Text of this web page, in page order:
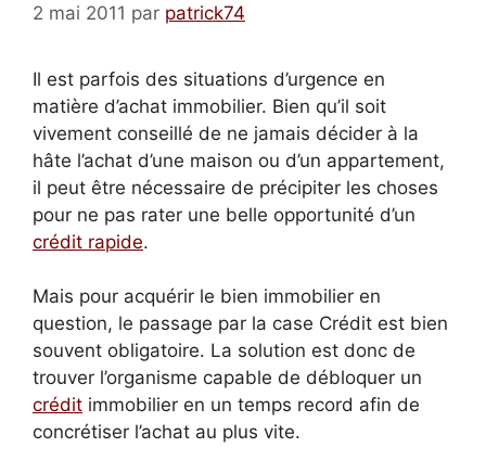
2 mai 2011 par patrick74
Il est parfois des situations d’urgence en
matière d’achat immobilier. Bien qu’il soit
vivement conseillé de ne jamais décider à la
hâte l’achat d’une maison ou d’un appartement,
il peut être nécessaire de précipiter les choses
pour ne pas rater une belle opportunité d’un
crédit rapide.
Mais pour acquérir le bien immobilier en
question, le passage par la case Crédit est bien
souvent obligatoire. La solution est donc de
trouver l’organisme capable de débloquer un
crédit immobilier en un temps record afin de
concrétiser l’achat au plus vite.